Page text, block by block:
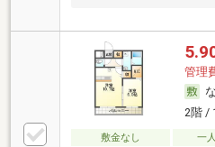
管理
2階 /
敷金なし 一